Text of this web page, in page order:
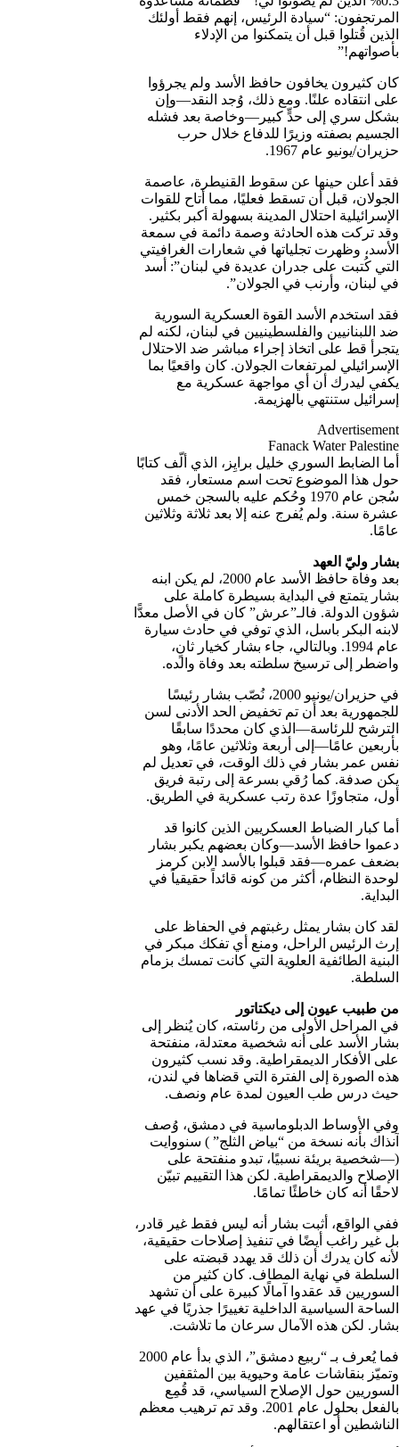
المرتجفون: “سيادة الرئيس، إنهم فقط أولئك
الذين قُتلوا قبل أن يتمكنوا من الإدلاء
بأصواتهم!”
كان كثيرون يخافون حافظ الأسد ولم يجرؤوا
على انتقاده علنًا. ومع ذلك، وُجد النقد—وإن
بشكل سري إلى حدٍّ كبير—وخاصة بعد فشله
الجسيم بصفته وزيرًا للدفاع خلال حرب
حزيران/يونيو عام 1967.
فقد أعلن حينها عن سقوط القنيطرة، عاصمة
الجولان، قبل أن تسقط فعليًا، مما أتاح للقوات
الإسرائيلية احتلال المدينة بسهولة أكبر بكثير.
وقد تركت هذه الحادثة وصمة دائمة في سمعة
الأسد، وظهرت تجلياتها في شعارات الغرافيتي
التي كُتبت على جدران عديدة في لبنان”: أسد
في لبنان، وأرنب في الجولان”.
فقد استخدم الأسد القوة العسكرية السورية
ضد اللبنانيين والفلسطينيين في لبنان، لكنه لم
يتجرأ قط على اتخاذ إجراء مباشر ضد الاحتلال
الإسرائيلي لمرتفعات الجولان. كان واقعيًا بما
يكفي ليدرك أن أي مواجهة عسكرية مع
إسرائيل ستنتهي بالهزيمة.
Advertisement
Fanack Water Palestine
أما الضابط السوري خليل برايِز، الذي ألّف كتابًا
حول هذا الموضوع تحت اسم مستعار، فقد
سُجن عام 1970 وحُكم عليه بالسجن خمس
عشرة سنة. ولم يُفرج عنه إلا بعد ثلاثة وثلاثين
عامًا.
بشار وليّ العهد
بعد وفاة حافظ الأسد عام 2000، لم يكن ابنه
بشار يتمتع في البداية بسيطرة كاملة على
شؤون الدولة. فالـ”عرش” كان في الأصل معدًّا
لابنه البكر باسل، الذي توفي في حادث سيارة
عام 1994. وبالتالي، جاء بشار كخيار ثانٍ،
واضطر إلى ترسيخ سلطته بعد وفاة والده.
في حزيران/يونيو 2000، نُصّب بشار رئيسًا
للجمهورية بعد أن تم تخفيض الحد الأدنى لسن
الترشح للرئاسة—الذي كان محددًا سابقًا
بأربعين عامًا—إلى أربعة وثلاثين عامًا، وهو
نفس عمر بشار في ذلك الوقت، في تعديل لم
يكن صدفة. كما رُقي بسرعة إلى رتبة فريق
أول، متجاوزًا عدة رتب عسكرية في الطريق.
أما كبار الضباط العسكريين الذين كانوا قد
دعموا حافظ الأسد—وكان بعضهم يكبر بشار
بضعف عمره—فقد قبلوا بالأسد الابن كرمز
لوحدة النظام، أكثر من كونه قائداً حقيقياً في
البداية.
لقد كان بشار يمثل رغبتهم في الحفاظ على
إرث الرئيس الراحل، ومنع أي تفكك مبكر في
البنية الطائفية العلوية التي كانت تمسك بزمام
السلطة.
من طبيب عيون إلى ديكتاتور
في المراحل الأولى من رئاسته، كان يُنظر إلى
بشار الأسد على أنه شخصية معتدلة، منفتحة
على الأفكار الديمقراطية. وقد نسب كثيرون
هذه الصورة إلى الفترة التي قضاها في لندن،
حيث درس طب العيون لمدة عام ونصف.
وفي الأوساط الدبلوماسية في دمشق، وُصف
آنذاك بأنه نسخة من “بياض الثلج” ) سنووايت
(—شخصية بريئة نسبيًا، تبدو منفتحة على
الإصلاح والديمقراطية. لكن هذا التقييم تبيّن
لاحقًا أنه كان خاطئًا تمامًا.
ففي الواقع، أثبت بشار أنه ليس فقط غير قادر،
بل غير راغب أيضًا في تنفيذ إصلاحات حقيقية،
لأنه كان يدرك أن ذلك قد يهدد قبضته على
السلطة في نهاية المطاف. كان كثير من
السوريين قد عقدوا آمالًا كبيرة على أن تشهد
الساحة السياسية الداخلية تغييرًا جذريًا في عهد
بشار. لكن هذه الآمال سرعان ما تلاشت.
فما يُعرف بـ “ربيع دمشق”، الذي بدأ عام 2000
وتميّز بنقاشات عامة وحيوية بين المثقفين
السوريين حول الإصلاح السياسي، قد قُمِع
بالفعل بحلول عام 2001. وقد تم ترهيب معظم
الناشطين أو اعتقالهم.